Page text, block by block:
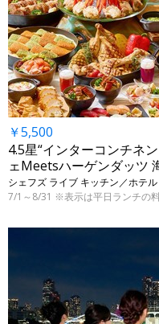
￥5,500
4.5星“インターコンチネ
ェMeetsハーゲンダッツ
7/1～8/31 ※表示は平日ランチの